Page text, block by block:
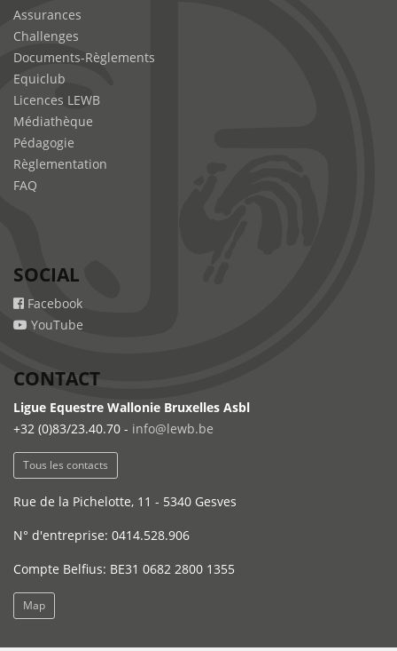
Assurances
Challenges
Documents-Règlements
Equiclub
Licences LEWB
Médiathèque
Pédagogie
Règlementation
FAQ
SOCIAL
Facebook
YouTube
CONTACT
Ligue Equestre Wallonie Bruxelles Asbl
+32 (0)83/23.40.70 - info@lewb.be
Tous les contacts
Rue de la Pichelotte, 11 - 5340 Gesves
N° d'entreprise: 0414.528.906
Compte Belfius: BE31 0682 2800 1355
Map